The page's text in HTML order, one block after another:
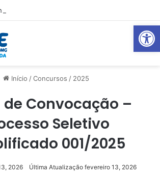
Abrir
Janeiro – Qualidade da Água Tratada
Início / Concursos / 2025
de Convocação –
Seletivo
001/2025
2026 Última Atualização fevereiro 13, 2026